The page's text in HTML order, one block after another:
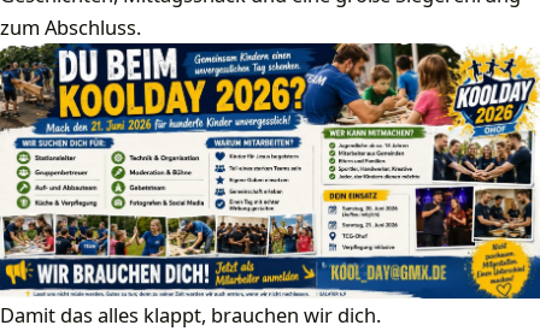
zum Abschluss.
Damit das alles klappt, brauchen wir dich.